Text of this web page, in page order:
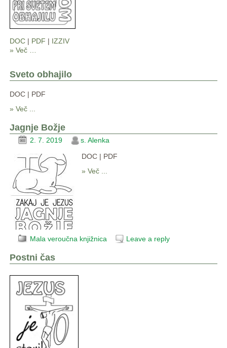
DOC| PDF | IZZIV
» Več …
Sveto obhajilo
DOC | PDF
» Več ...
Jagnje Božje
2. 7. 2019
s. Alenka
DOC | PDF
» Več ...
Mala veroučna knjižnica Leave a reply
Postni čas